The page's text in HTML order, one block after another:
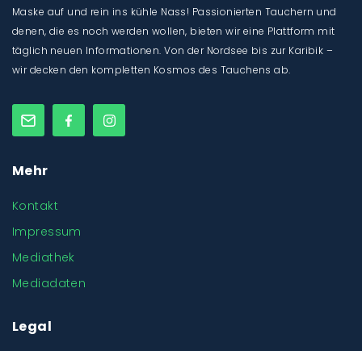
Maske auf und rein ins kühle Nass! Passionierten Tauchern und
denen, die es noch werden wollen, bieten wir eine Plattform mit
täglich neuen Informationen. Von der Nordsee bis zur Karibik –
wir decken den kompletten Kosmos des Tauchens ab.
Mehr
Kontakt
Impressum
Mediathek
Mediadaten
Legal